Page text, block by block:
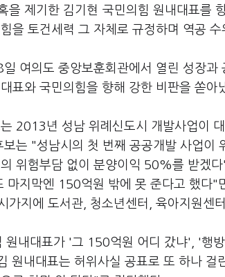
을 제기한 김기현 국민의힘 원내대표를
을 토건세력 그 자체로 규정하며 역공 수
여의도 중앙보훈회관에서 열린 성장
표와 국민의힘을 향해 강한 비판을 쏟아
2013년 성남 위례신도시 개발사업이
보는 "성남시의 첫 번째 공공개발 사업
위험부담 없이 분양이익 50%를 받겠
마지막엔 150억원 밖에 못 준다고 했다
가지에 도서관, 청소년센터, 육아지원센
원내대표가 '그 150억원 어디 갔냐', '행
원내대표는 허위사실 공표로 또 하나